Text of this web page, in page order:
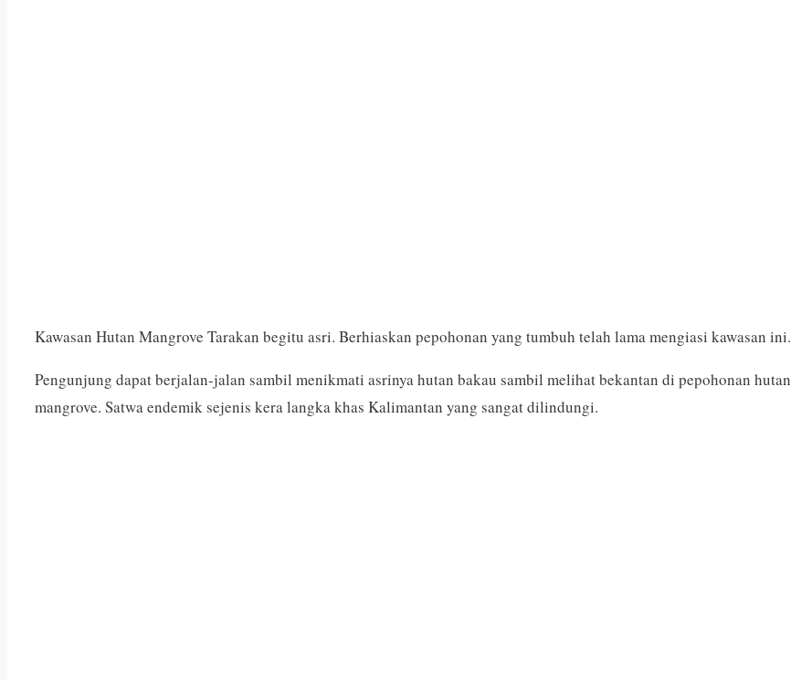
Kawasan Hutan Mangrove Tarakan begitu asri. Berhiaskan pepohonan yang tumbuh telah lama mengiasi kawasan ini.
Pengunjung dapat berjalan-jalan sambil menikmati asrinya hutan bakau sambil melihat bekantan di pepohonan hutan
mangrove. Satwa endemik sejenis kera langka khas Kalimantan yang sangat dilindungi.